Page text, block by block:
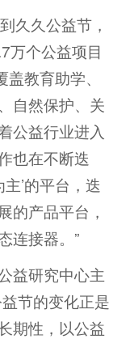
久公益节，
万个公益项目
教育助学、
自然保护、关
公益行业进入
也在不断迭
’的平台，迭
的产品平台，
连接器。”
益研究中心主
节的变化正是
期性，以公益